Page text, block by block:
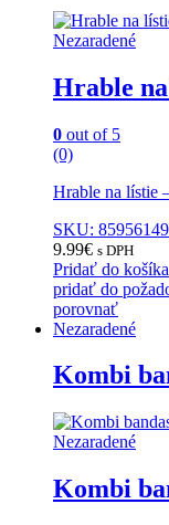
Nezaradené
Hrable
0 out of 5
(0)
Hrable na lístie
SKU:
9.99€ s DPH
Pridať do košíka
pridať do
porovnať
Nezaradené
Kombi
Nezaradené
Kombi